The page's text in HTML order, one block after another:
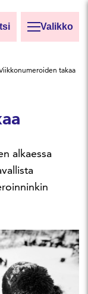
Valikko
takaa
alkaessa